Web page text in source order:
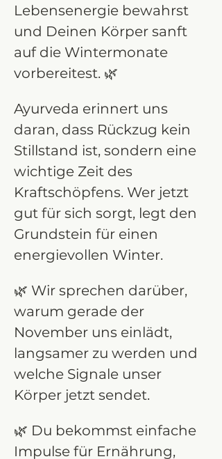
Lebensenergie bewahrst
und Deinen Körper sanft
auf die Wintermonate
vorbereitest. 🌿
Ayurveda erinnert uns
daran, dass Rückzug kein
Stillstand ist, sondern eine
wichtige Zeit des
Kraftschöpfens. Wer jetzt
gut für sich sorgt, legt den
Grundstein für einen
energievollen Winter.
🌿 Wir sprechen darüber,
warum gerade der
November uns einlädt,
langsamer zu werden und
welche Signale unser
Körper jetzt sendet.
🌿 Du bekommst einfache
Impulse für Ernährung,